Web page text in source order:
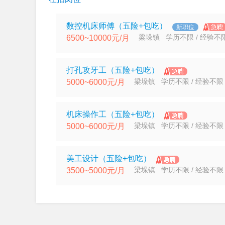
数控机床师傅（五险+包吃） 新职位
6500~10000元/月 梁垛镇 学历不限 / 经验不
打孔攻牙工（五险+包吃）
5000~6000元/月 梁垛镇 学历不限 / 经验不限
机床操作工（五险+包吃）
5000~6000元/月 梁垛镇 学历不限 / 经验不限
美工设计（五险+包吃）
3500~5000元/月 梁垛镇 学历不限 / 经验不限